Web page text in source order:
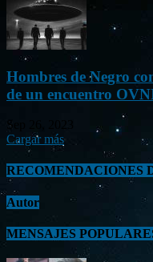
Hombres de Negro
de un encuentro
Sep 26, 2023
Cargar más
RECOMENDACIONES
Autor
MENSAJES